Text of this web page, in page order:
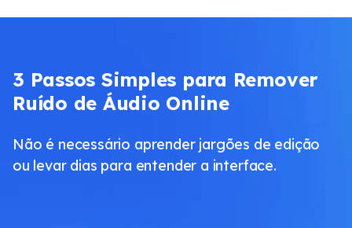
3 Passos Simples para Remover
Ruído de Áudio Online
Não é necessário aprender jargões de edição
ou levar dias para entender a interface.